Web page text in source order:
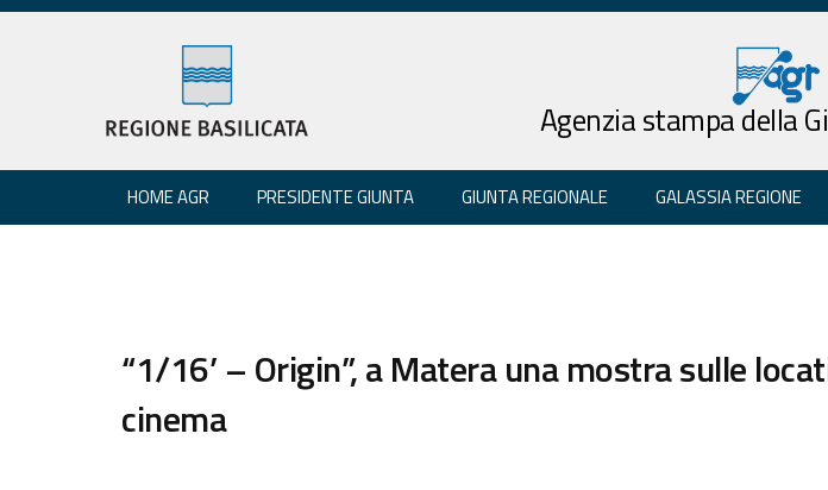
Agenzia stampa della
HOME AGR PRESIDENTE GIUNTA GIUNTA REGIONALE GALASSIA REGIONE
“1/16’ – Origin”, a Matera una mostra sulle
cinema